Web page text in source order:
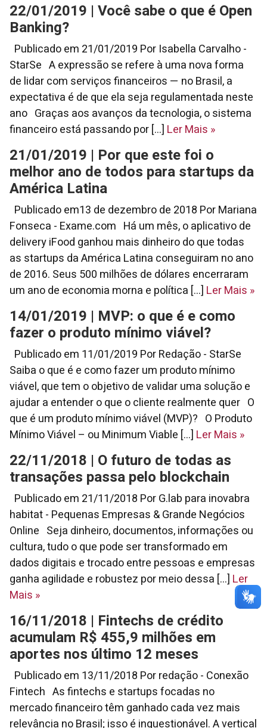
22/01/2019 | Você sabe o que é Open
Banking?
Publicado em 21/01/2019 Por Isabella Carvalho -
StarSe A expressão se refere à uma nova forma
de lidar com serviços financeiros — no Brasil, a
expectativa é de que ela seja regulamentada neste
ano Graças aos avanços da tecnologia, o sistema
financeiro está passando por [...] Ler Mais »
21/01/2019 | Por que este foi o
melhor ano de todos para startups da
América Latina
Publicado em13 de dezembro de 2018 Por Mariana
Fonseca - Exame.com Há um mês, o aplicativo de
delivery iFood ganhou mais dinheiro do que todas
as startups da América Latina conseguiram no ano
de 2016. Seus 500 milhões de dólares encerraram
um ano de economia morna e política [...] Ler Mais »
14/01/2019 | MVP: o que é e como
fazer o produto mínimo viável?
Publicado em 11/01/2019 Por Redação - StarSe
Saiba o que é e como fazer um produto mínimo
viável, que tem o objetivo de validar uma solução e
ajudar a entender o que o cliente realmente quer O
que é um produto mínimo viável (MVP)? O Produto
Mínimo Viável – ou Minimum Viable [...] Ler Mais »
22/11/2018 | O futuro de todas as
transações passa pelo blockchain
Publicado em 21/11/2018 Por G.lab para inovabra
habitat - Pequenas Empresas & Grande Negócios
Online Seja dinheiro, documentos, informações ou
cultura, tudo o que pode ser transformado em
dados digitais e trocado entre pessoas e empresas
ganha agilidade e robustez por meio dessa [...] Ler
Mais »
16/11/2018 | Fintechs de crédito
acumulam R$ 455,9 milhões em
aportes nos último 12 meses
Publicado em 13/11/2018 Por redação - Conexão
Fintech As fintechs e startups focadas no
mercado financeiro têm ganhado cada vez mais
relevância no Brasil; isso é inquestionável. A vertical